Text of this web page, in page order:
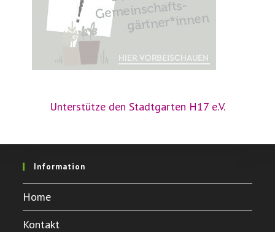
Unterstütze den Stadtgarten H17 e.V.
Information
Home
Kontakt